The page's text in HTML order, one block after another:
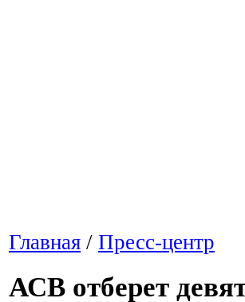
Главная / Пресс-центр
АСВ отберет